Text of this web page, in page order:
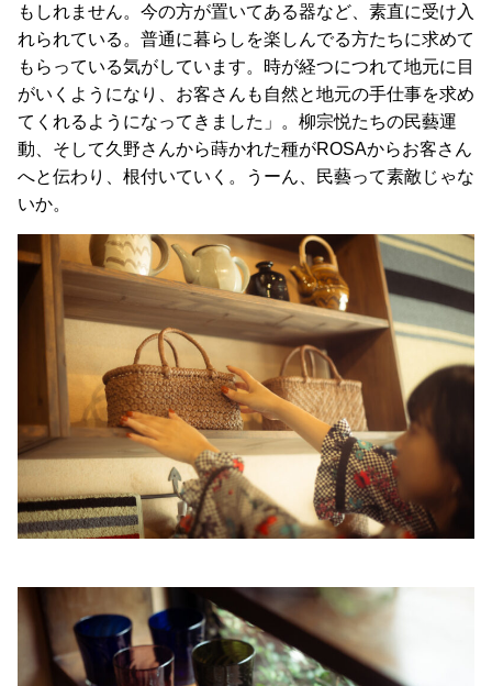
もしれません。今の方が置いてある器など、素直に受け入
れられている。普通に暮らしを楽しんでる方たちに求めて
もらっている気がしています。時が経つにつれて地元に目
がいくようになり、お客さんも自然と地元の手仕事を求め
てくれるようになってきました」。柳宗悦たちの民藝運
動、そして久野さんから蒔かれた種がROSAからお客さん
へと伝わり、根付いていく。うーん、民藝って素敵じゃな
いか。